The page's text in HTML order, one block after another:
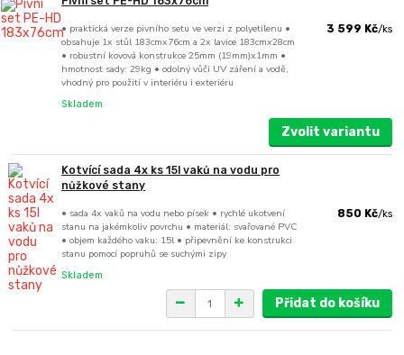
• praktická verze pivního setu ve verzi z polyetilenu •
obsahuje 1x stůl 183cmx76cm a 2x lavice 183cmx28cm
• robustní kovová konstrukce 25mm (19mm)x1mm •
hmotnost sady: 29kg • odolný vůči UV záření a vodě,
vhodný pro použití v interiéru i exteriéru
3 599 Kč/ks
Skladem
Zvolit variantu
Kotvící sada 4x ks 15l vaků na vodu pro
nůžkové stany
• sada 4x vaků na vodu nebo písek • rychlé ukotvení
stanu na jakémkoliv povrchu • materiál: svařované PVC
• objem každého vaku: 15l • připevnění ke konstrukci
stanu pomocí popruhů se suchými zipy
850 Kč/ks
Skladem
Přidat do košíku